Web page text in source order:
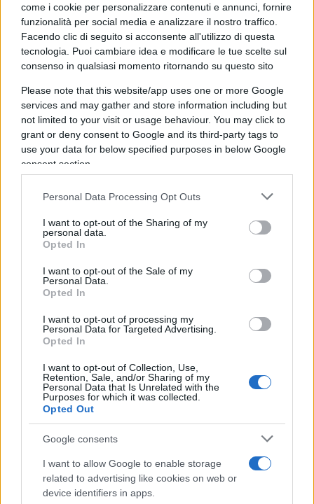
come i cookie per personalizzare contenuti e annunci, fornire
funzionalità per social media e analizzare il nostro traffico.
Facendo clic di seguito si acconsente all'utilizzo di questa
tecnologia. Puoi cambiare idea e modificare le tue scelte sul
consenso in qualsiasi momento ritornando su questo sito
Please note that this website/app uses one or more Google
services and may gather and store information including but
not limited to your visit or usage behaviour. You may click to
grant or deny consent to Google and its third-party tags to
use your data for below specified purposes in below Google
consent section.
Personal Data Processing Opt Outs
I want to opt-out of the Sharing of my
personal data.
Opted In
I want to opt-out of the Sale of my
Personal Data.
Opted In
I want to opt-out of processing my
Personal Data for Targeted Advertising.
Opted In
I want to opt-out of Collection, Use,
Retention, Sale, and/or Sharing of my
Personal Data that Is Unrelated with the
Purposes for which it was collected.
Opted Out
Google consents
I want to allow Google to enable storage
related to advertising like cookies on web or
device identifiers in apps.
donne, già vivevano uno stato di disagio,
molte di loro purtroppo dovuto anche a situazioni
familiari border – line, ne sono conferma i troppi
femminicidi di cui si racconta nelle cronache nere
e, vergognosamente scaduti in fatti quasi
“ricorrenti” a causa della loro molteplicità.
Le donne, sono state le più toccate dagli effetti
sopportare il doppio degli uomini, tra lavoro e
cura della famiglia durante i vari lockdown.
I giovani
che con la chiusura delle scuole e
università hanno visto la loro vita catapultata nel
totale stato “
mancanza diretta delle relazioni interpersonali, un
fattore decisivo per il loro sviluppo psichico,
anni che stanno diventando anche loro troppo
protagonisti delle pagine di cronaca nera tra
suicidi, aggregazioni violente…
Gli anziani over 65, i più fragili, e terrorizzati dal
virus al punto da aver praticamente azzerato la